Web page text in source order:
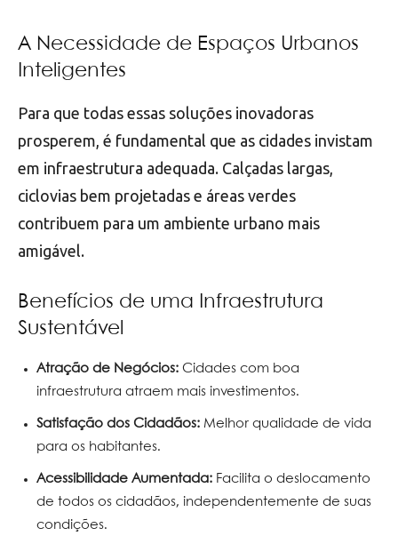
A Necessidade de Espaços Urbanos
Inteligentes
Para que todas essas soluções inovadoras
prosperem, é fundamental que as cidades invistam
em infraestrutura adequada. Calçadas largas,
ciclovias bem projetadas e áreas verdes
contribuem para um ambiente urbano mais
amigável.
Benefícios de uma Infraestrutura
Sustentável
Atração de Negócios: Cidades com boa
infraestrutura atraem mais investimentos.
Satisfação dos Cidadãos: Melhor qualidade de vida
para os habitantes.
Acessibilidade Aumentada: Facilita o deslocamento
de todos os cidadãos, independentemente de suas
condições.